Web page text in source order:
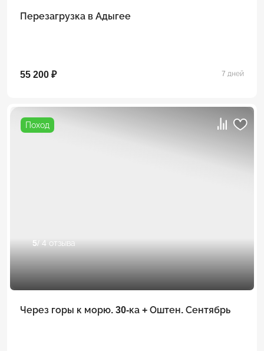
Перезагрузка в Адыгее
55 200 ₽ 7 дней
Поход
5/ 4 отзыва
Через горы к морю. 30-ка + Оштен. Сентябрь